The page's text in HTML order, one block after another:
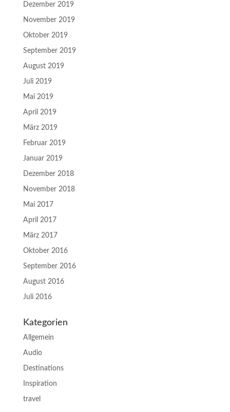
Dezember 2019
November 2019
Oktober 2019
September 2019
August 2019
Juli 2019
Mai 2019
April 2019
März 2019
Februar 2019
Januar 2019
Dezember 2018
November 2018
Mai 2017
April 2017
März 2017
Oktober 2016
September 2016
August 2016
Juli 2016
Kategorien
Allgemein
Audio
Destinations
Inspiration
travel